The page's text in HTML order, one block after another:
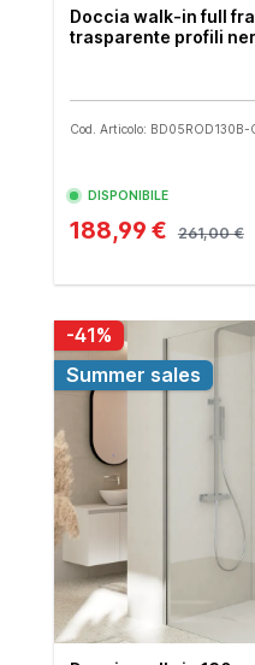
Doccia walk-in full
trasparente profili
Cod. Articolo: BD05ROD130B-
DISPONIBILE
188,99 € 261,00 €
-41%
Summer sales